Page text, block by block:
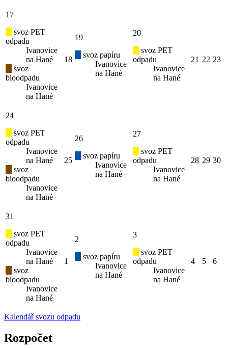
17
svoz PET
odpadu
Ivanovice
na Hané
svoz
bioodpadu
Ivanovice
na Hané
18
19
svoz papíru
Ivanovice
na Hané
20
svoz PET
odpadu
Ivanovice
na Hané
21 22 23
24
svoz PET
odpadu
Ivanovice
na Hané
svoz
bioodpadu
Ivanovice
na Hané
25
26
svoz papíru
Ivanovice
na Hané
27
svoz PET
odpadu
Ivanovice
na Hané
28 29 30
31
svoz PET
odpadu
Ivanovice
na Hané
svoz
bioodpadu
Ivanovice
na Hané
1
2
svoz papíru
Ivanovice
na Hané
3
svoz PET
odpadu
Ivanovice
na Hané
4 5 6
Kalendář svozu odpadu
Rozpočet